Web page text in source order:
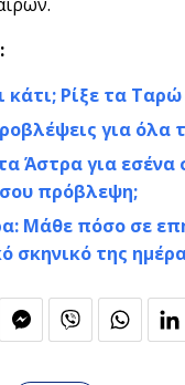
κάτι; Ρίξε τα
για όλα
Άστρα για εσένα
πρόβλεψη;
Μάθε πόσο σε
σκηνικό της